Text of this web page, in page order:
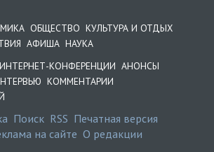
ОБЩЕСТВО КУЛЬТУРА И ОТДЫХ
АФИША НАУКА
ИНТЕРНЕТ-КОНФЕРЕНЦИИ АНОНСЫ
КОММЕНТАРИИ
Поиск RSS Печатная версия
на сайте О редакции